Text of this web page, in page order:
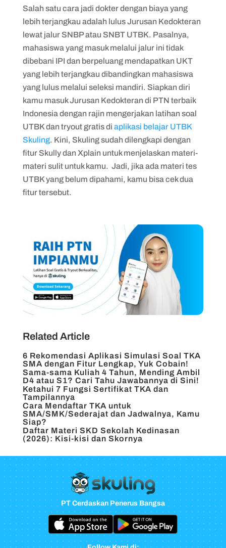
Salah satu cara jadi dokter dengan biaya yang
lebih terjangkau adalah lulus Jurusan Kedokteran
lewat jalur SNBP atau SNBT UTBK. Pasalnya,
mahasiswa yang masuk melalui jalur ini tidak
dibebani IPI dan berpeluang mendapatkan UKT
yang lebih terjangkau dibandingkan mahasiswa
yang lulus melalui seleksi mandiri. Siapkan diri
kamu masuk Jurusan Kedokteran di PTN terbaik
Indonesia dengan rajin mengerjakan latihan soal
UTBK dan tryout gratis di aplikasi belajar UTBK
Skuling. Kini, Skuling sudah dilengkapi dengan
fitur Skully dan Xplain untuk menjelaskan materi-
materi sulit untuk kamu. Jadi, jika ada materi tes
UTBK yang belum dipahami, kamu bisa cek dua
fitur tersebut.
Related Article
6 Rekomendasi Aplikasi Simulasi Soal TKA
SMA dengan Fitur Lengkap, Yuk Cobain!
Sama-sama Kuliah 4 Tahun, Mending Ambil
D4 atau S1? Cari Tahu Jawabannya di Sini!
Ketahui 7 Fungsi Sertifikat TKA dan
Tampilannya
Cara Mendaftar TKA untuk
SMA/SMK/Sederajat dan Jadwalnya, Kamu
Siap?
Daftar Materi SKD Sekolah Kedinasan
(2026): Kisi-kisi dan Skornya
PT Cerdaskan Penerus Bangsa